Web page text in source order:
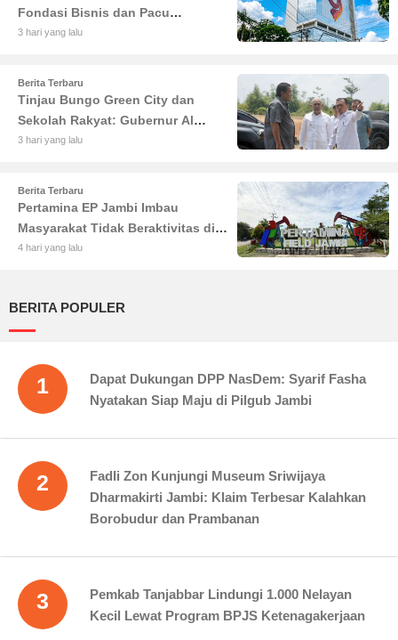
Fondasi Bisnis dan Pacu
Pertumbuhan Ekonomi Jambi
3 hari yang lalu
Berita Terbaru
Tinjau Bungo Green City dan
Sekolah Rakyat: Gubernur Al
Haris Tekankan Sinergi
3 hari yang lalu
Berita Terbaru
Pertamina EP Jambi Imbau
Masyarakat Tidak Beraktivitas di
Atas Jalur Pipa Migas Demi
4 hari yang lalu
BERITA POPULER
1
Dapat Dukungan DPP NasDem: Syarif Fasha
Nyatakan Siap Maju di Pilgub Jambi
2
Fadli Zon Kunjungi Museum Sriwijaya
Dharmakirti Jambi: Klaim Terbesar Kalahkan
Borobudur dan Prambanan
3
Pemkab Tanjabbar Lindungi 1.000 Nelayan
Kecil Lewat Program BPJS Ketenagakerjaan